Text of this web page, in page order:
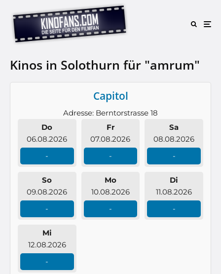
Kinos in Solothurn für "amrum"
Capitol
Adresse: Berntorstrasse 18
Do
06.08.2026
-
Fr
07.08.2026
-
Sa
08.08.2026
-
So
09.08.2026
-
Mo
10.08.2026
-
Di
11.08.2026
-
Mi
12.08.2026
-